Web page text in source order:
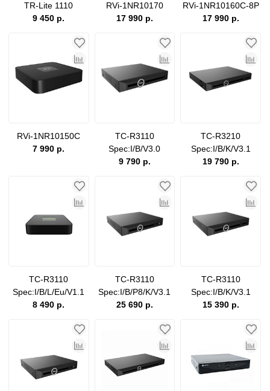
TR-Lite 1110
9 450 р.
RVi-1NR10170
17 990 р.
RVi-1NR10160C-8P
17 990 р.
RVi-1NR10150C
7 990 р.
TC-R3110
Spec:I/B/V3.0
9 790 р.
TC-R3210
Spec:I/B/K/V3.1
19 790 р.
TC-R3110
Spec:I/B/L/Eu/V1.1
8 490 р.
TC-R3110
Spec:I/B/P8/K/V3.1
25 690 р.
TC-R3110
Spec:I/B/K/V3.1
15 390 р.